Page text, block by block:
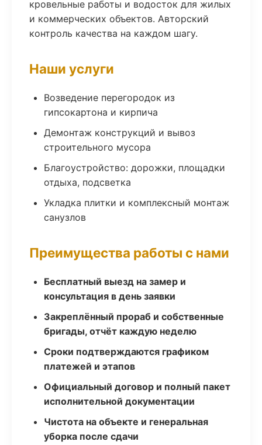
кровельные работы и водосток для жилых
и коммерческих объектов. Авторский
контроль качества на каждом шагу.
Наши услуги
Возведение перегородок из
гипсокартона и кирпича
Демонтаж конструкций и вывоз
строительного мусора
Благоустройство: дорожки, площадки
отдыха, подсветка
Укладка плитки и комплексный монтаж
санузлов
Преимущества работы с нами
Бесплатный выезд на замер и
консультация в день заявки
Закреплённый прораб и собственные
бригады, отчёт каждую неделю
Сроки подтверждаются графиком
платежей и этапов
Официальный договор и полный пакет
исполнительной документации
Чистота на объекте и генеральная
уборка после сдачи